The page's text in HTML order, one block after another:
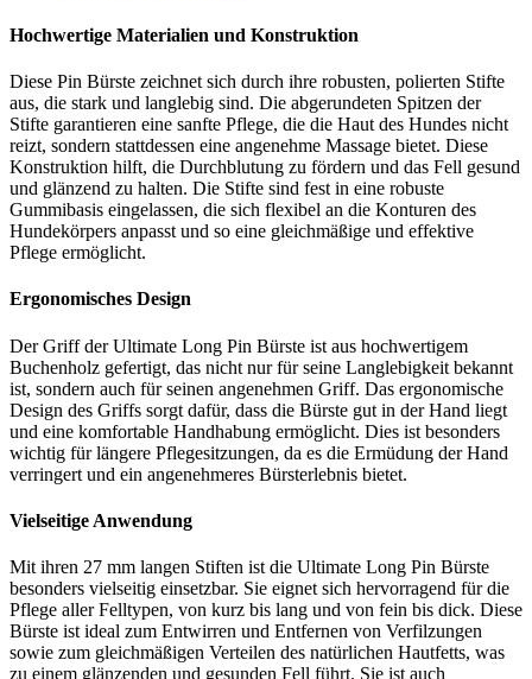
Hochwertige Materialien und Konstruktion
Diese Pin Bürste zeichnet sich durch ihre robusten, polierten Stifte
aus, die stark und langlebig sind. Die abgerundeten Spitzen der
Stifte garantieren eine sanfte Pflege, die die Haut des Hundes nicht
reizt, sondern stattdessen eine angenehme Massage bietet. Diese
Konstruktion hilft, die Durchblutung zu fördern und das Fell gesund
und glänzend zu halten. Die Stifte sind fest in eine robuste
Gummibasis eingelassen, die sich flexibel an die Konturen des
Hundekörpers anpasst und so eine gleichmäßige und effektive
Pflege ermöglicht.
Ergonomisches Design
Der Griff der Ultimate Long Pin Bürste ist aus hochwertigem
Buchenholz gefertigt, das nicht nur für seine Langlebigkeit bekannt
ist, sondern auch für seinen angenehmen Griff. Das ergonomische
Design des Griffs sorgt dafür, dass die Bürste gut in der Hand liegt
und eine komfortable Handhabung ermöglicht. Dies ist besonders
wichtig für längere Pflegesitzungen, da es die Ermüdung der Hand
verringert und ein angenehmeres Bürsterlebnis bietet.
Vielseitige Anwendung
Mit ihren 27 mm langen Stiften ist die Ultimate Long Pin Bürste
besonders vielseitig einsetzbar. Sie eignet sich hervorragend für die
Pflege aller Felltypen, von kurz bis lang und von fein bis dick. Diese
Bürste ist ideal zum Entwirren und Entfernen von Verfilzungen
sowie zum gleichmäßigen Verteilen des natürlichen Hautfetts, was
zu einem glänzenden und gesunden Fell führt. Sie ist auch